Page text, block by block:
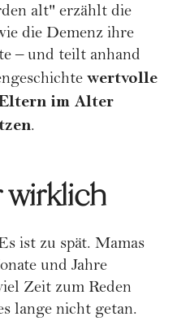
alt" erzählt die
die Demenz ihre
– und teilt anhand
wertvolle
im Alter
.
wirklich
ist zu spät. Mamas
und Jahre
Zeit zum Reden
lange nicht getan.